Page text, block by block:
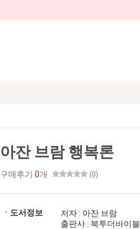
아잔 브람 행복론
구매후기 0개 (0)
ㆍ도서정보
저자 : 아잔 브람
출판사 : 북투더바이블